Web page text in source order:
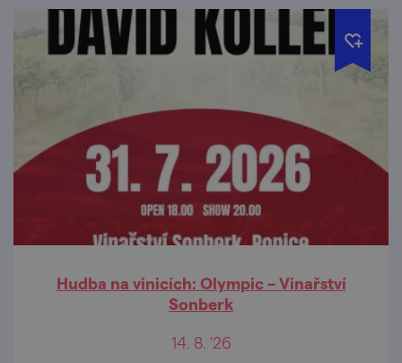
Hudba na vinicích: Olympic – Vinařství
Sonberk
14. 8. '26